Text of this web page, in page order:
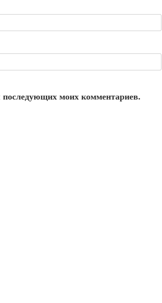
последующих моих комментариев.